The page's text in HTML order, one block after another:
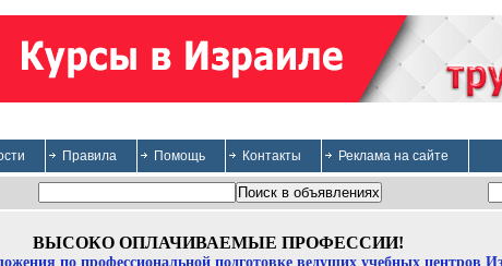
Правила Помощь Контакты Реклама на сайте
ВЫСОКО ОПЛАЧИВАЕМЫЕ ПРОФЕССИИ!
по профессиональной подготовке ведущих учебных центров